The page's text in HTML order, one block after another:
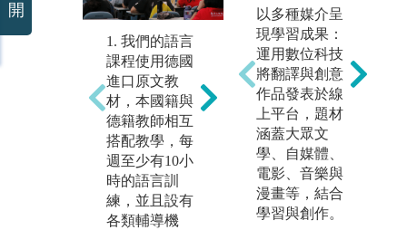
1. 我們的語言
課程使用德國
進口原文教
材，本國籍與
德籍教師相互
搭配教學，每
週至少有10小
時的語言訓
練，並且設有
各類輔導機
2. 課後，透過
作業複習、分
組討論、相互
練習、課外資
料等，持續複
習課堂學習內
容，一方面提
高語言能力、
表述能力、問
題解決能力，
另一方面也藉
以多種媒介呈
現學習成果：
運用數位科技
將翻譯與創意
作品發表於線
上平台，題材
涵蓋大眾文
學、自媒體、
電影、音樂與
漫畫等，結合
學習與創作。
開